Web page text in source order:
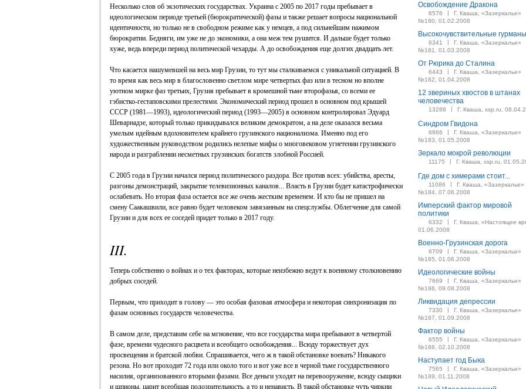
Несколько слов об экзотических государствах. Украина с 2005 по 2017 годы пребывает в
идеологическом периоде третьей (бюрократической) фазы и также решает вопросы национальной
идентичности, но только не в свободном режиме как у немцев, а под сильнейшим нажимом
бюрократии. Бедняги, им уже не до экономики, а она меж тем рушится. И дальше будет только
хуже, ведь впереди период политической чехарды. А до освобождения еще долгих двадцать лет.
Что касается нашумевшей на весь мир Грузии, то тут мы сталкиваемся с уникальной ситуацией. В
то время как весь мир в благословенно светлом мире четвертых фаз или в тесном но вполне
уютном мирке фаз третьих, Грузия пребывает в кромешной тьме второфазья, со всеми ее
гэбистко-гестаповскими прелестями. Экономический период прошел в основном под крышей
СССР (1981—1993), идеологический период (1993—2005) в основном контролировал Эдуард
Шеварнадзе, который только прикидывался великим демократом, а на деле оказался весьма
умелым идейным вдохновителем крайнего грузинского национализма. Именно под его
художественным руководством родились нелепые мифы о многовековом угнетении грузинского
народа и разграблении несметных грузинских богатств злобной Россией.
С 2005 года в Грузии начался период политического раздора. Все против всех: убийства, аресты,
разгоны демонстраций, закрытие телевизионных каналов... Власть в Грузии будет катастрофически
ослабевать. Но вторая фаза остается все же очень жестким временем. И кто бы не пришел на
смену Саакашвили, все равно будет человеком завязанным на спецслужбы. Облегчение для самой
Грузии и для всех ее соседей придет только в 2017 году.
III.
Теперь собственно о войнах и о тех факторах, которые неизбежно ведут к военному столкновению
добрых соседей.
Первым, что приходит в голову — это особая фазовая атмосфера и некоторая синхронизация по
фазам основных государств человечества.
В самом деле, представим себе на мгновение, что все государства мира пребывают в четвертой
фазе, времени чудесного расцвета и всеобщего освобождения... Всюду торжествует дух
просвещения и братской любви. Спрашивается, чего ж в такой обстановке воевать? Никакого
резона. Но вот проходит 72 года или около того и вот уже все в черной тьме государственного
насилия, организованного вторыми фазами. Все деньги уходят на перевооружение, всюду сыщики
и шпионы, царит всеобщая подозрительность, а то и ненависть. В такой обстановке чуть чиркни
Освобождение Дракона
6576 |
Г. Кваша, «Зазеркалье»
№180, 01.02.2008
Высокочувствительные гурманы
6341 |
Г. Кваша, «Зазеркалье»
№181, 01.03.2008
От Рюрика до Сталина
6443 |
Г. Кваша, «Зазеркалье»
№182, 01.04.2008
12 звериных хвостов в штанах
человечества
13288 | Г. Кваша, xsp.ru,
Синдром Гвидона
6866 |
Г. Кваша, «Зазеркалье»
№183, 01.05.2008
Зеркало мокрой революции
11175 | Г. Кваша, xsp.ru,
Где дом с химерами стоит...
11086 |
Г. Кваша, «Зазеркалье»
№184, 07.06.2008
Имперский фактор мировой
политики
6332 |
Г. Кваша, «Настоящее
01.06.2008
Военно-Грузинская дорога
6709 |
Г. Кваша, «Зазеркалье»
№185, 01.06.2008
Идеологические войны
7669 |
Г. Кваша, «Зазеркалье»
№186, 09.08.2008
Ликвидация депрессии
7330 |
Г. Кваша, «Зазеркалье»
№187, 01.09.2008
Фактор войны
6555 |
Г. Кваша, «Зазеркалье»
№188, 02.10.2008
Наступает год Быка
7565 |
Г. Кваша, «Зазеркалье»
№189, 01.11.2008